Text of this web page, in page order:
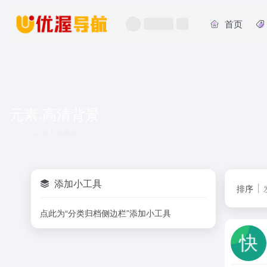
首页
排序
添加小工具
点此为“分类归档侧边栏”添加小工具